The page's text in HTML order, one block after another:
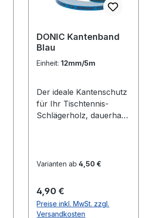
DONIC Kantenband
Blau
Einheit:12mm/5m
Der ideale Kantenschutz
für Ihr Tischtennis-
Schlägerholz, dauerhaft
Varianten ab 4,50 €
Regulärer Preis:
4,90 €
Preise inkl. MwSt. zzgl.
Versandkosten